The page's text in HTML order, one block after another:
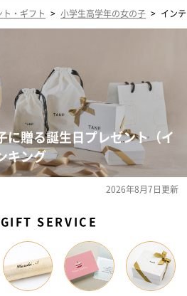
・ギフト > 小学生高学年の女の子 > イン
に贈る誕生日プレゼント（イ
キング
2026年8月7日更新
SERVICE